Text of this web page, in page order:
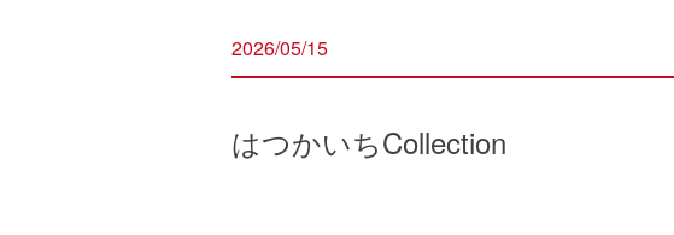
2026/05/15
はつかいちCollection